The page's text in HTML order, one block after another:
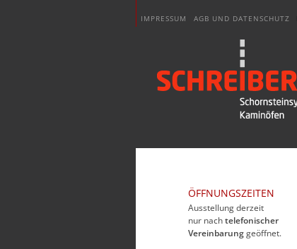
IMPRESSUM AGB UND DATENSCHUTZ
ÖFFNUNGSZEITEN
Ausstellung derzeit
nur nachtelefonischer
Vereinbarunggeöffnet.